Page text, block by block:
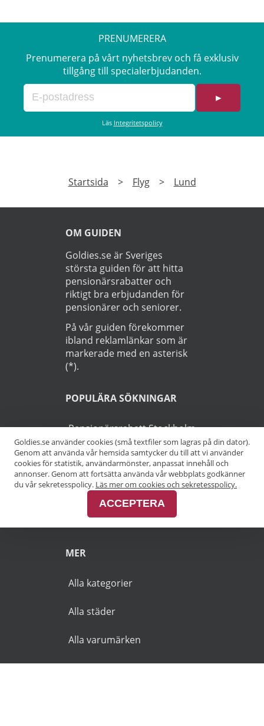
PRENUMERERA
Prenumerera på vårt nyhetsbrev och få exklusiv
tillgång till specialerbjudanden.
►
Läs Integritetspolicy
Startsida > Flyg > Lund
OM GUIDEN
Goldies.se är Sveriges
största guiden för att hitta
pensionärsrabatter och
riktigt bra erbjudanden för
pensionärer och seniorer.
På vår guiden förekommer
ibland reklamlänkar som är
markerade med en asterisk
(*).
POPULÄRA SÖKNINGAR
Pensionärsrabatt Stockholm
Pensionärsrabatt Göteborg
Pensionärsrabatt Malmö
Pensionärsrabatt Skåne
MER
Alla kategorier
Alla städer
Alla varumärken
Goldies.se använder cookies (små textfiler som lagras på din dator).
Genom att använda vår hemsida samtycker du till att vi använder
cookies för statistik, användarmönster, anpassat innehåll och
annonser. Genom att fortsätta använda vår webbplats godkänner
du vår sekretesspolicy. Läs mer om cookies och sekretesspolicy.
ACCEPTERA